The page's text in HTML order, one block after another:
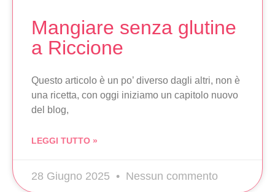
Mangiare senza glutine
a Riccione
Questo articolo è un po’ diverso dagli altri, non è
una ricetta, con oggi iniziamo un capitolo nuovo
del blog,
LEGGI TUTTO »
28 Giugno 2025 Nessun commento